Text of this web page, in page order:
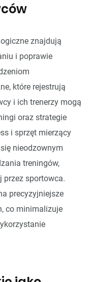
znajdują
i poprawie
które rejestrują
i ich trenerzy mogą
oraz strategie
i sprzęt mierzący
nieodzownym
treningów,
przez sportowca.
precyzyjniejsze
co minimalizuje